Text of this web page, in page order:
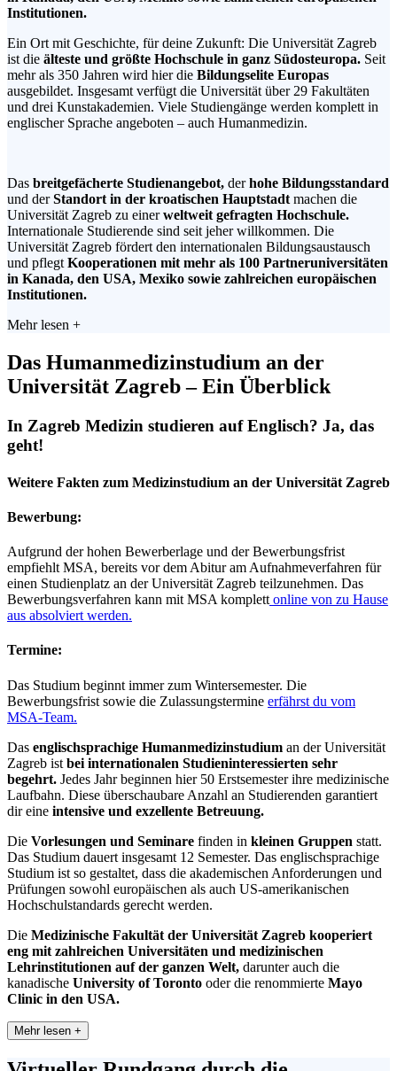
Institutionen.
Ein Ort mit Geschichte, für deine Zukunft: Die Universität Zagreb
ist die älteste und größte Hochschule in ganz Südosteuropa. Seit
mehr als 350 Jahren wird hier die Bildungselite Europas
ausgebildet. Insgesamt verfügt die Universität über 29 Fakultäten
und drei Kunstakademien. Viele Studiengänge werden komplett in
englischer Sprache angeboten – auch Humanmedizin.
Das breitgefächerte Studienangebot, derhohe Bildungsstandard
und der Standort in der kroatischen Hauptstadtmachen die
Universität Zagreb zu einerweltweit gefragten Hochschule.
Internationale Studierende sind seit jeher willkommen. Die
Universität Zagreb fördert den internationalen Bildungsaustausch
und pflegt Kooperationen mit mehr als 100 Partneruniversitäten
in Kanada, den USA, Mexiko sowie zahlreichen europäischen
Institutionen.
Mehr lesen +
Das Humanmedizinstudium an der
Universität Zagreb –Ein Überblick
In Zagreb Medizin studieren auf Englisch? Ja, das
geht!
Weitere Fakten zum Medizinstudium an der Universität Zagreb
Bewerbung:
Aufgrund der hohen Bewerberlage und der Bewerbungsfrist
empfiehlt MSA, bereits vor dem Abitur am Aufnahmeverfahren für
einen Studienplatz an der Universität Zagreb teilzunehmen. Das
Bewerbungsverfahren kann mit MSA komplett online von zu Hause
aus absolviert werden.
Termine:
Das Studium beginnt immer zum Wintersemester. Die
Bewerbungsfrist sowie die Zulassungstermine erfährst du vom
MSA-Team.
Das englischsprachige Humanmedizinstudium an der Universität
Zagreb ist bei internationalen Studieninteressierten sehr
begehrt. Jedes Jahr beginnen hier 50 Erstsemester ihre medizinische
Laufbahn. Diese überschaubare Anzahl an Studierenden garantiert
dir eine intensive und exzellente Betreuung.
Die Vorlesungen und Seminare finden in kleinen Gruppen statt.
Das Studium dauert insgesamt 12 Semester. Das englischsprachige
Studium ist so gestaltet, dass die akademischen Anforderungen und
Prüfungen sowohl europäischen als auch US-amerikanischen
Hochschulstandards gerecht werden.
Die Medizinische Fakultät der Universität Zagreb kooperiert
eng mit zahlreichen Universitäten und medizinischen
Lehrinstitutionen auf der ganzen Welt, darunter auch die
kanadische University of Toronto oder die renommierte Mayo
Clinic in den USA.
Mehr lesen +